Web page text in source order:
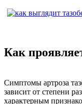
Как
Симптомы артроза
зависит от степени
характерным